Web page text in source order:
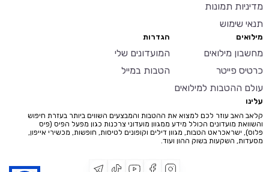
מדיניות תמונות
תנאי שימוש
מילואים
מחשבון מילואים
כרטיס פייטר
עולם ההטבות למילואים
הגדרות
המועדונים שלי
הטבות במייל
עלינו
קלאב האב עוזר לכם למצוא את ההטבות והמבצעים השווים ביותר בעזרת חיפוש
והשוואת מועדונים הכולל מידע ממגוון מועדוני צרכנות כגון מפעל הפיס (פיס
פלוס), ישראכראט הטבות, מגוון דילים וקופונים לטיסות, חופשות, מכשירי אייפון,
מסעדות, השקעות בשוק ההון ועוד.